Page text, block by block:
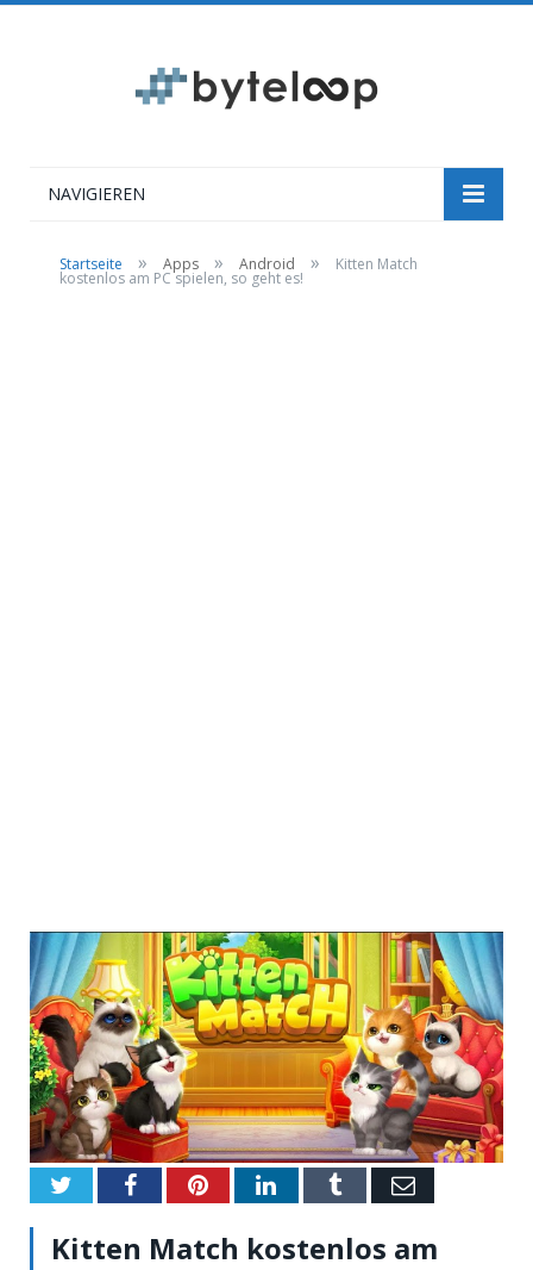
NAVIGIEREN
Startseite » Apps » Android » Kitten Match
kostenlos am PC spielen, so geht es!
TwitterFacebookPinterestLinkedInTumblrEmail
Kitten Match kostenlos am